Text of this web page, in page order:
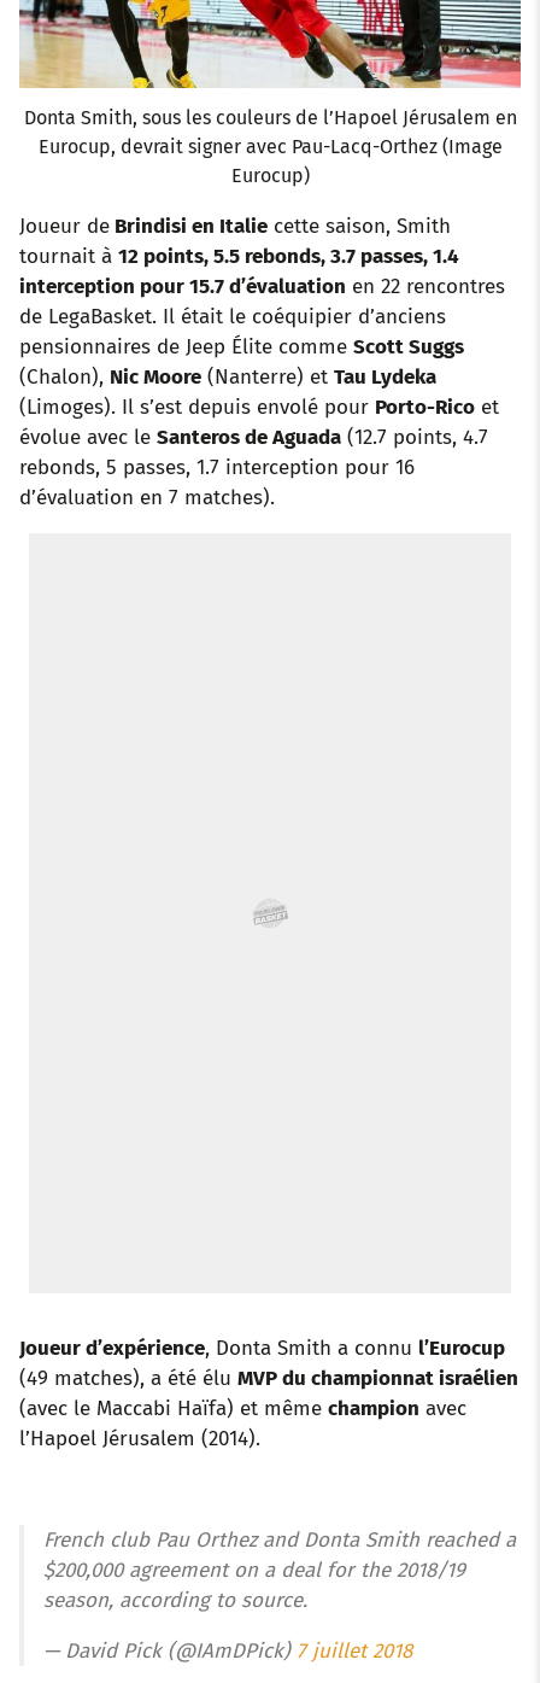
Donta Smith, sous les couleurs de l’Hapoel Jérusalem en
Eurocup, devrait signer avec Pau-Lacq-Orthez (Image
Eurocup)
Joueur de Brindisi en Italie cette saison, Smith
tournait à 12 points, 5.5 rebonds, 3.7 passes, 1.4
interception pour 15.7 d’évaluation en 22 rencontres
de LegaBasket. Il était le coéquipier d’anciens
pensionnaires de Jeep Élite comme Scott Suggs
(Chalon), Nic Moore (Nanterre) et Tau Lydeka
(Limoges). Il s’est depuis envolé pour Porto-Rico et
évolue avec le Santeros de Aguada (12.7 points, 4.7
rebonds, 5 passes, 1.7 interception pour 16
d’évaluation en 7 matches).
Joueur d’expérience, Donta Smith a connu l’Eurocup
(49 matches), a été élu MVP du championnat israélien
(avec le Maccabi Haïfa) et même champion avec
l’Hapoel Jérusalem (2014).
French club Pau Orthez and Donta Smith reached a
$200,000 agreement on a deal for the 2018/19
season, according to source.
— David Pick (@IAmDPick) 7 juillet 2018